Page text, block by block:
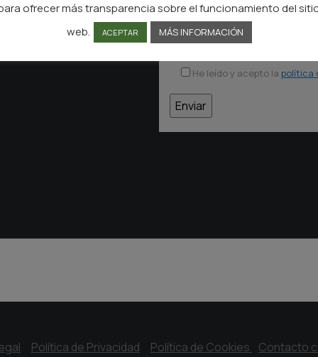
con medidas de seguridad adecuadas,
Acceder, rectificar y suprimir los datos, así
He leído y acepto la política
Política de Privacidad Política de Cookies Contacto
ofrecer más transparencia sobre el funcionamiento del
web.
ACEPTAR MÁS INFORMACIÓN